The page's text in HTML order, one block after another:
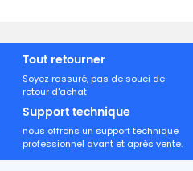
Tout retourner
Soyez rassuré, pas de souci de
retour d'achat
Support technique
nous offrons un support technique
professionnel avant et après vente.